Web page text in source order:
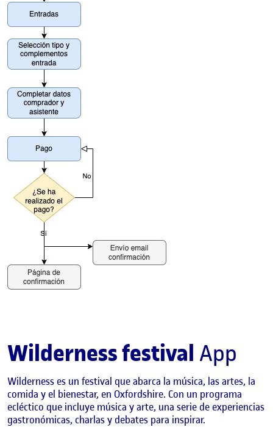
Wilderness festival App
Wilderness es un festival que abarca la música, las artes, la
comida y el bienestar, en Oxfordshire. Con un programa
ecléctico que incluye música y arte, una serie de experiencias
gastronómicas, charlas y debates para inspirar.